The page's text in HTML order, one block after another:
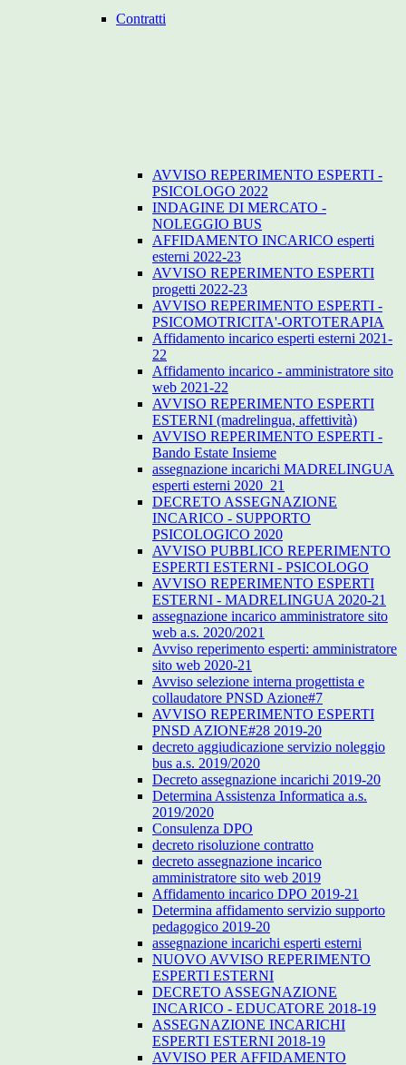
Contratti
AVVISO REPERIMENTO ESPERTI -
PSICOLOGO 2022
INDAGINE DI MERCATO -
NOLEGGIO BUS
AFFIDAMENTO INCARICO esperti
esterni 2022-23
AVVISO REPERIMENTO ESPERTI
progetti 2022-23
AVVISO REPERIMENTO ESPERTI -
PSICOMOTRICITA'-ORTOTERAPIA
Affidamento incarico esperti esterni 2021-
22
Affidamento incarico - amministratore sito
web 2021-22
AVVISO REPERIMENTO ESPERTI
ESTERNI (madrelingua, affettività)
AVVISO REPERIMENTO ESPERTI -
Bando Estate Insieme
assegnazione incarichi MADRELINGUA
esperti esterni 2020_21
DECRETO ASSEGNAZIONE
INCARICO - SUPPORTO
PSICOLOGICO 2020
AVVISO PUBBLICO REPERIMENTO
ESPERTI ESTERNI - PSICOLOGO
AVVISO REPERIMENTO ESPERTI
ESTERNI - MADRELINGUA 2020-21
assegnazione incarico amministratore sito
web a.s. 2020/2021
Avviso reperimento esperti: amministratore
sito web 2020-21
Avviso selezione interna progettista e
collaudatore PNSD Azione#7
AVVISO REPERIMENTO ESPERTI
PNSD AZIONE#28 2019-20
decreto aggiudicazione servizio noleggio
bus a.s. 2019/2020
Decreto assegnazione incarichi 2019-20
Determina Assistenza Informatica a.s.
2019/2020
Consulenza DPO
decreto risoluzione contratto
decreto assegnazione incarico
amministratore sito web 2019
Affidamento incarico DPO 2019-21
Determina affidamento servizio supporto
pedagogico 2019-20
assegnazione incarichi esperti esterni
NUOVO AVVISO REPERIMENTO
ESPERTI ESTERNI
DECRETO ASSEGNAZIONE
INCARICO - EDUCATORE 2018-19
ASSEGNAZIONE INCARICHI
ESPERTI ESTERNI 2018-19
AVVISO PER AFFIDAMENTO